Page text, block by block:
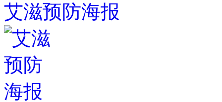
艾滋预防海报